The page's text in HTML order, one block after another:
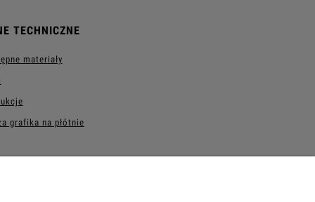
TECHNICZNE
materiały
grafika na płótnie